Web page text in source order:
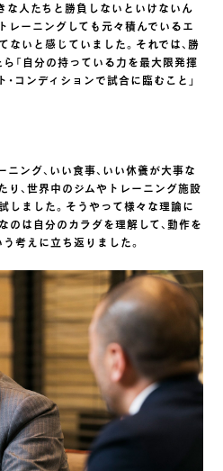
な人たちと勝負しないといけないん
レーニングしても元々積んでいるエ
ないと感じていました。それでは、勝
「自分の持っている力を最大限発揮
・コンディションで試合に臨むこと」
ニング、いい食事、いい休養が大事な
り、世界中のジムやトレーニング施設
しました。そうやって様々な理論に
のは自分のカラダを理解して、動作を
考えに立ち返りました。